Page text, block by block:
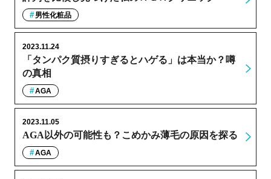
男性化粧品
「タンパク質摂りすぎるとハゲる」は本当か？噂
の真相
2023.11.24
AGA
AGA以外の可能性も？こめかみ薄毛の原因を探る
2023.11.05
AGA